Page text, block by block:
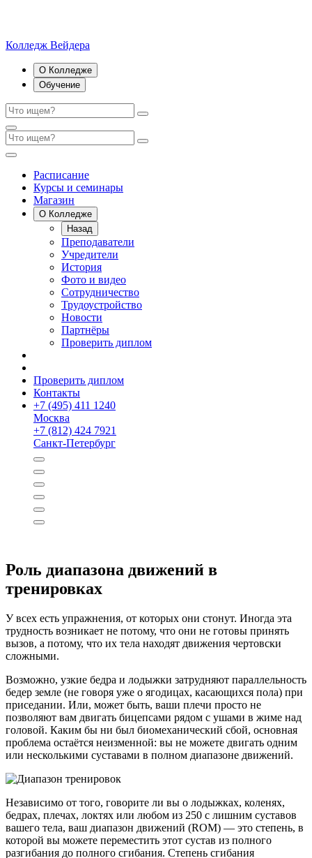
Колледж Вейдера
О Колледже
Обучение
Расписание
Курсы и семинары
Магазин
О Колледже
Назад
Преподаватели
Учредители
История
Фото и видео
Сотрудничество
Трудоустройство
Новости
Партнёры
Проверить диплом
Проверить диплом
Контакты
+7 (495) 411 1240
Москва
+7 (812) 424 7921
Санкт-Петербург
Роль диапазона движений в
тренировках
У всех есть упражнения, от которых они стонут. Иногда эта
трудность возникает не потому, что они не готовы принять
вызов, а потому, что их тела находят движения чертовски
сложными.
Возможно, узкие бедра и лодыжки затрудняют параллельность
бедер земле (не говоря уже о ягодицах, касающихся пола) при
приседании. Или, может быть, ваши плечи просто не
позволяют вам двигать бицепсами рядом с ушами в жиме над
головой. Каким бы ни был биомеханический сбой, основная
проблема остаётся неизменной: вы не можете двигать одним
или несколькими суставами в полном диапазоне движений.
Независимо от того, говорите ли вы о лодыжках, коленях,
бедрах, плечах, локтях или любом из 250 с лишним суставов
вашего тела, ваш диапазон движений (ROM) — это степень, в
которой вы можете переместить этот сустав из полного
разгибания до полного сгибания. Степень сгибания